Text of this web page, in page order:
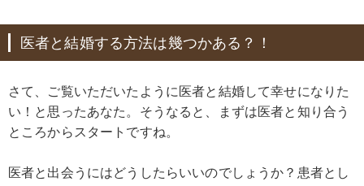
医者と結婚する方法は幾つかある？！
さて、ご覧いただいたように医者と結婚して幸せになりた
い！と思ったあなた。そうなると、まずは医者と知り合う
ところからスタートですね。
医者と出会うにはどうしたらいいのでしょうか？患者とし